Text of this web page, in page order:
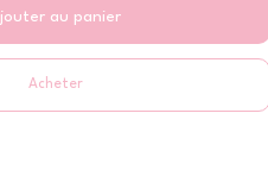
un seul coup d'oeil. Dimension :
: Aluminium 2.5.0.0
au panier
Acheter